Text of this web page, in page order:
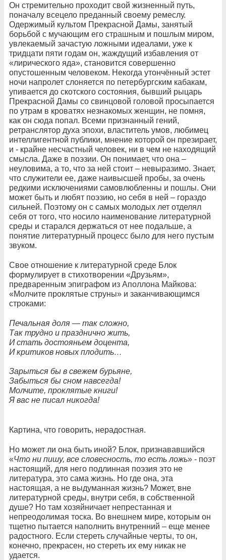
Он стремительно проходит свой жизненный путь,
поначалу всецело преданный своему ремеслу.
Одержимый культом Прекрасной Дамы, занятый
борьбой с мучающим его страшным и пошлым миром,
увлекаемый зачастую ложными идеалами, уже к
тридцати пяти годам он, жаждущий избавления от
«лирического яда», становится совершенно
опустошенным человеком. Некогда утончённый эстет
ночи напролет слоняется по петербургским кабакам,
упивается до скотского состояния, бывший рыцарь
Прекрасной Дамы со свинцовой головой просыпается
по утрам в кроватях незнакомых женщин, не помня,
как он сюда попал. Всеми признанный гений,
ретранслятор духа эпохи, властитель умов, любимец
интеллигентной публики, мнение которой он презирает,
и - крайне несчастный человек, ни в чем не находящий
смысла. Даже в поэзии. Он понимает, что она –
неуловима, а то, что за ней стоит – невыразимо. Знает,
что служители ее, даже наивысшей пробы, за очень
редкими исключениями самовлюбленны и пошлы. Они
может быть и любят поэзию, но себя в ней – гораздо
сильней. Поэтому он с самых молодых лет отделял
себя от того, что носило наименование литературной
среды и старался держаться от нее подальше, а
понятие литературный процесс было для него пустым
звуком.
Свое отношение к литературной среде Блок
формулирует в стихотворении «Друзьям»,
предваренным эпиграфом из Аполлона Майкова:
«Молчите проклятые струны» и заканчивающимся
строками:
Печальная доля — так сложно,
Так трудно и празднично жить,
И стать достояньем доцента,
И критиков новых плодить…
Зарыться бы в свежем бурьяне,
Забыться бы сном навсегда!
Молчите, проклятые книги!
Я вас не писал никогда!
Картина, что говорить, нерадостная.
Но может ли она быть иной? Блок, признававшийся
«Что ни пишу, все словесность, то есть ложь» - поэт
настоящий, для него подлинная поэзия это не
литература, это сама жизнь. Но где она, эта
настоящая, а не выдуманная жизнь? Может, вне
литературной среды, внутри себя, в собственной
душе? Но там хозяйничает непрестанная и
непреодолимая тоска. Во внешнем мире, которым он
тщетно пытается наполнить внутренний – еще менее
радостного. Если стереть случайные черты, то он,
конечно, прекрасен, но стереть их ему никак не
удается.